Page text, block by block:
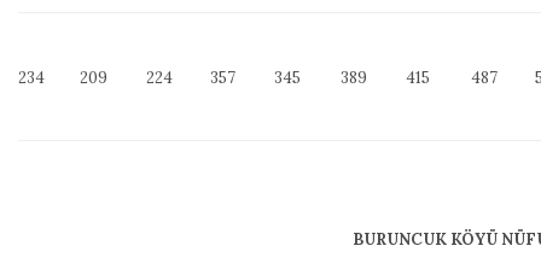
234 209 224 357 345 389 415 487
BURUNCUK KÖYÜ